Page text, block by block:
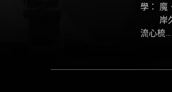
學： 魔
岸
流心梳...